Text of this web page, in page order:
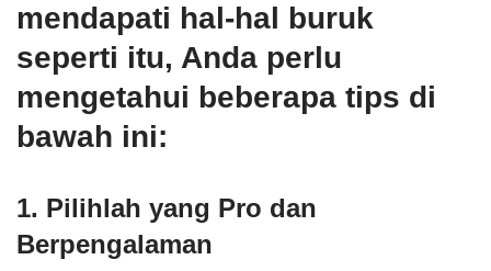
mendapati hal-hal buruk
seperti itu, Anda perlu
mengetahui beberapa tips di
bawah ini:
1. Pilihlah yang Pro dan
Berpengalaman